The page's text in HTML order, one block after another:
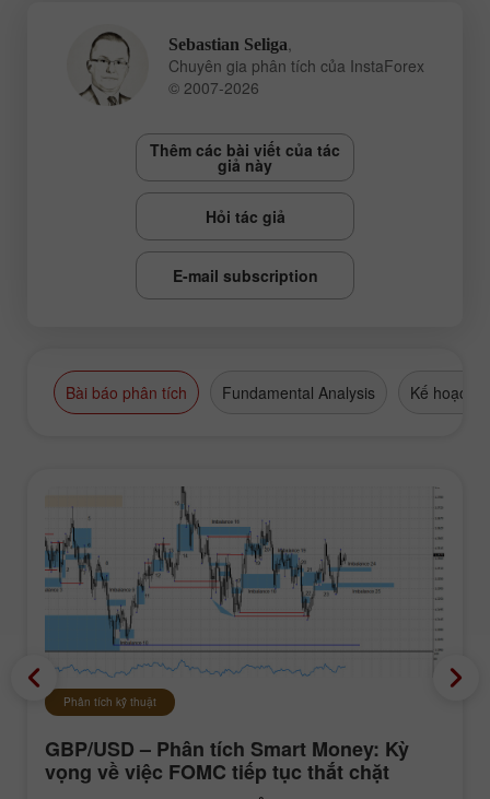
Sebastian Seliga
Chuyên gia phân tích của InstaForex
© 2007-2026
Thêm các bài viết của tác
giả này
Hỏi tác giả
E-mail subscription
Bài báo phân tích Fundamental Analysis Kế hoạch
Phân tích kỹ thuật
GBP/USD – Phân tích Smart Money: Kỳ
vọng về việc FOMC tiếp tục thắt chặt